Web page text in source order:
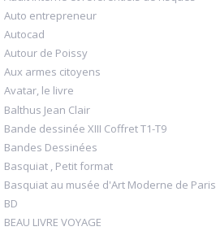
Auto entrepreneur
Autocad
Autour de Poissy
Aux armes citoyens
Avatar, le livre
Balthus Jean Clair
Bande dessinée XIII Coffret T1-T9
Bandes Dessinées
Basquiat , Petit format
Basquiat au musée d'Art Moderne de Paris
BD
BEAU LIVRE VOYAGE